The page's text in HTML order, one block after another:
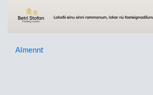
Almennt